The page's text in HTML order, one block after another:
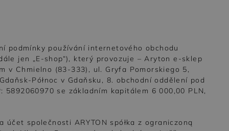
podmínky používání internetového obchodu
jen „E-shop“), který provozuje – Aryton e-sklep
v Chmielno (83-333), ul. Gryfa Pomorskiego 5,
Północ v Gdaňsku, 8. obchodní oddělení pod
5892060970 se základním kapitálem 6 000,00 PLN,
společnosti ARYTON spółka z ograniczoną